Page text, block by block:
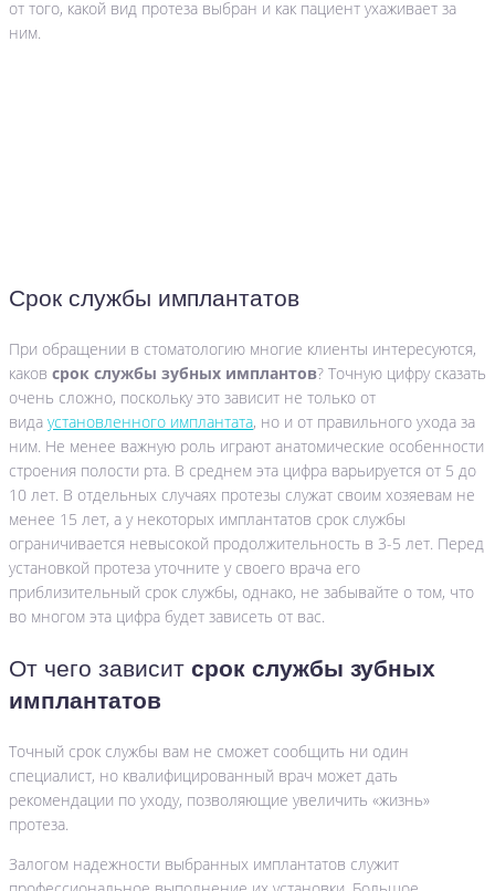
от того, какой вид протеза выбран и как пациент ухаживает за
ним.
Срок службы имплантатов
При обращении в стоматологию многие клиенты интересуются,
каков срок службы зубных имплантов? Точную цифру сказать
очень сложно, поскольку это зависит не только от
вида установленного имплантата, но и от правильного ухода за
ним. Не менее важную роль играют анатомические особенности
строения полости рта. В среднем эта цифра варьируется от 5 до
10 лет. В отдельных случаях протезы служат своим хозяевам не
менее 15 лет, а у некоторых имплантатов срок службы
ограничивается невысокой продолжительность в 3-5 лет. Перед
установкой протеза уточните у своего врача его
приблизительный срок службы, однако, не забывайте о том, что
во многом эта цифра будет зависеть от вас.
От чего зависит срок службы зубных
имплантатов
Точный срок службы вам не сможет сообщить ни один
специалист, но квалифицированный врач может дать
рекомендации по уходу, позволяющие увеличить «жизнь»
протеза.
Залогом надежности выбранных имплантатов служит